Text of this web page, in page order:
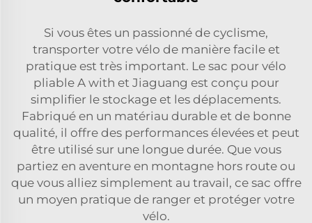
Si vous êtes un passionné de cyclisme,
transporter votre vélo de manière facile et
pratique est très important. Le sac pour vélo
pliable A with et Jiaguang est conçu pour
simplifier le stockage et les déplacements.
Fabriqué en un matériau durable et de bonne
qualité, il offre des performances élevées et peut
être utilisé sur une longue durée. Que vous
partiez en aventure en montagne hors route ou
que vous alliez simplement au travail, ce sac offre
un moyen pratique de ranger et protéger votre
vélo.